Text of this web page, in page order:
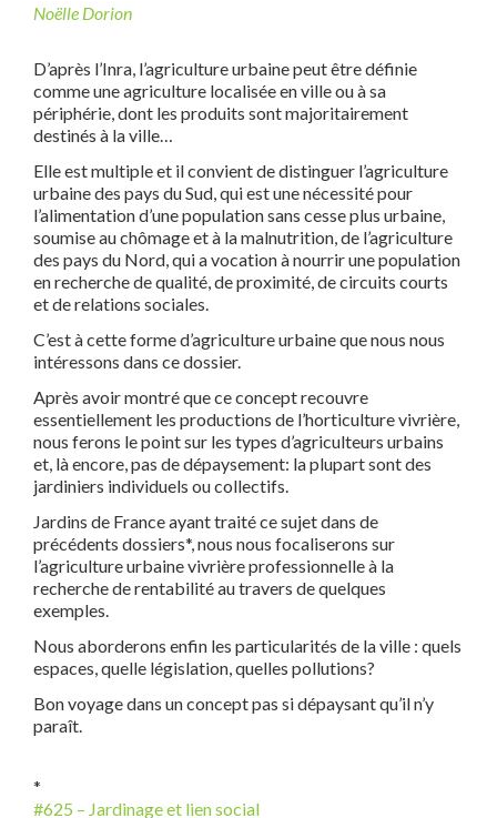
Noëlle Dorion
D’après l’Inra, l’agriculture urbaine peut être définie
comme une agriculture localisée en ville ou à sa
périphérie, dont les produits sont majoritairement
destinés à la ville…
Elle est multiple et il convient de distinguer l’agriculture
urbaine des pays du Sud, qui est une nécessité pour
l’alimentation d’une population sans cesse plus urbaine,
soumise au chômage et à la malnutrition, de l’agriculture
des pays du Nord, qui a vocation à nourrir une population
en recherche de qualité, de proximité, de circuits courts
et de relations sociales.
C’est à cette forme d’agriculture urbaine que nous nous
intéressons dans ce dossier.
Après avoir montré que ce concept recouvre
essentiellement les productions de l’horticulture vivrière,
nous ferons le point sur les types d’agriculteurs urbains
et, là encore, pas de dépaysement: la plupart sont des
jardiniers individuels ou collectifs.
Jardins de France ayant traité ce sujet dans de
précédents dossiers*, nous nous focaliserons sur
l’agriculture urbaine vivrière professionnelle à la
recherche de rentabilité au travers de quelques
exemples.
Nous aborderons enfin les particularités de la ville : quels
espaces, quelle législation, quelles pollutions?
Bon voyage dans un concept pas si dépaysant qu’il n’y
paraît.
*
#625 – Jardinage et lien social